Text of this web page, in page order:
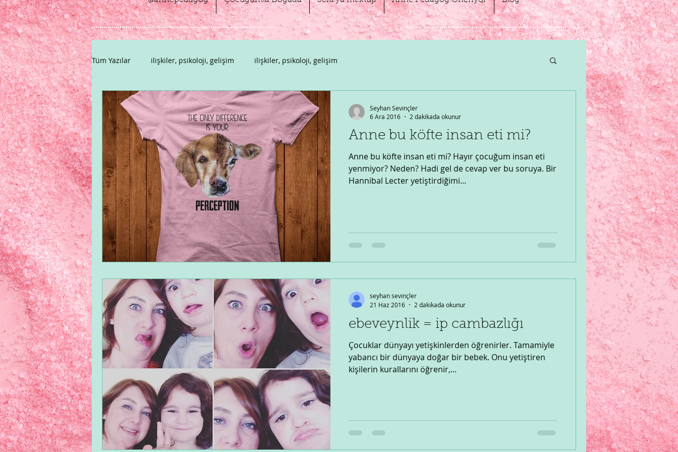
Tüm Yazılar ilişkiler, psikoloji, gelişim ilişkiler, psikoloji, gelişim
Anne bu köfte insan eti mi?
Anne bu köfte insan eti mi? Hayır çocuğum insan eti
yenmiyor? Neden? Hadi gel de cevap ver bu soruya. Bir
Hannibal Lecter yetiştirdiğimi...
Seyhan Sevinçler
6 Ara 2016
2 dakikada okunur
ebeveynlik = ip cambazlığı
Çocuklar dünyayı yetişkinlerden öğrenirler. Tamamiyle
yabancı bir dünyaya doğar bir bebek. Onu yetiştiren
kişilerin kurallarını öğrenir,...
seyhan sevinçler
21 Haz 2016
2 dakikada okunur